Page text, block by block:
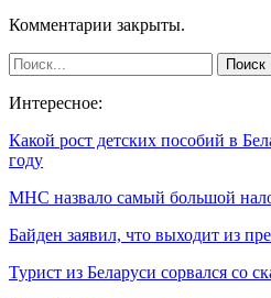
Комментарии закрыты.
Интересное:
Какой рост детских пособий в
году
МНС назвало самый большой
Байден заявил, что выходит из
Турист из Беларуси сорвался со